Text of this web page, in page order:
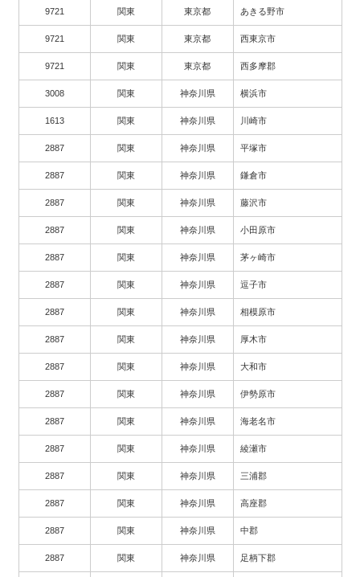
9721 関東 東京都 あきる野市
9721 関東 東京都 西東京市
9721 関東 東京都 西多摩郡
3008 関東 神奈川県 横浜市
1613 関東 神奈川県 川崎市
2887 関東 神奈川県 平塚市
2887 関東 神奈川県 鎌倉市
2887 関東 神奈川県 藤沢市
2887 関東 神奈川県 小田原市
2887 関東 神奈川県 茅ヶ崎市
2887 関東 神奈川県 逗子市
2887 関東 神奈川県 相模原市
2887 関東 神奈川県 厚木市
2887 関東 神奈川県 大和市
2887 関東 神奈川県 伊勢原市
2887 関東 神奈川県 海老名市
2887 関東 神奈川県 綾瀬市
2887 関東 神奈川県 三浦郡
2887 関東 神奈川県 高座郡
2887 関東 神奈川県 中郡
2887 関東 神奈川県 足柄下郡